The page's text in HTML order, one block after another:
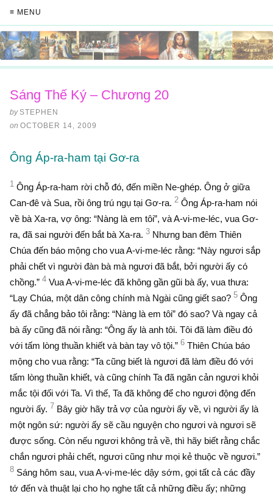
≡ MENU
Sáng Thế Ký – Chương 20
by STEPHEN
on OCTOBER 14, 2009
Ông Áp-ra-ham tại Gơ-ra
1 Ông Áp-ra-ham rời chỗ đó, đến miền Ne-ghép. Ông ở giữa
Can-đê và Sua, rồi ông trú ngụ tại Gơ-ra. 2 Ông Áp-ra-ham nói
về bà Xa-ra, vợ ông: “Nàng là em tôi”, và A-vi-me-léc, vua Gơ-
ra, đã sai người đến bắt bà Xa-ra. 3 Nhưng ban đêm Thiên
Chúa đến báo mộng cho vua A-vi-me-léc rằng: “Này ngươi sắp
phải chết vì người đàn bà mà ngươi đã bắt, bởi người ấy có
chồng.” 4 Vua A-vi-me-léc đã không gần gũi bà ấy, vua thưa:
“Lạy Chúa, một dân công chính mà Ngài cũng giết sao? 5 Ông
ấy đã chẳng bảo tôi rằng: “Nàng là em tôi” đó sao? Và ngay cả
bà ấy cũng đã nói rằng: “Ông ấy là anh tôi. Tôi đã làm điều đó
với tấm lòng thuần khiết và bàn tay vô tội.” 6 Thiên Chúa báo
mộng cho vua rằng: “Ta cũng biết là ngươi đã làm điều đó với
tấm lòng thuần khiết, và cũng chính Ta đã ngăn cản ngươi khỏi
mắc tội đối với Ta. Vì thế, Ta đã không để cho ngươi động đến
người ấy. 7 Bây giờ hãy trả vợ của người ấy về, vì người ấy là
một ngôn sứ: người ấy sẽ cầu nguyện cho ngươi và ngươi sẽ
được sống. Còn nếu ngươi không trả về, thì hãy biết rằng chắc
chắn ngươi phải chết, ngươi cũng như mọi kẻ thuộc về ngươi.”
8 Sáng hôm sau, vua A-vi-me-léc dậy sớm, gọi tất cả các đầy
tớ đến và thuật lại cho họ nghe tất cả những điều ấy; những